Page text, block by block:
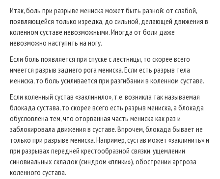
Итак, боль при разрыве мениска может быть разной: от слабой,
появляющейся только изредка, до сильной, делающей движения в
коленном суставе невозможными. Иногда от боли даже
невозможно наступить на ногу.
Если боль появляется при спуске с лестницы, то скорее всего
имеется разрыв заднего рога мениска. Если есть разрыв тела
мениска, то боль усиливается при разгибании в коленном суставе.
Если коленный сустав «заклинило», т.е. возникла так называемая
блокада сустава, то скорее всего есть разрыв мениска, а блокада
обусловлена тем, что оторванная часть мениска как раз и
заблокировала движения в суставе. Впрочем, блокада бывает не
только при разрыве мениска. Например, сустав может «заклинить» и
при разрывах передней крестообразной связки, ущемлении
синовиальных складок (синдром «плики»), обострении артроза
коленного сустава.